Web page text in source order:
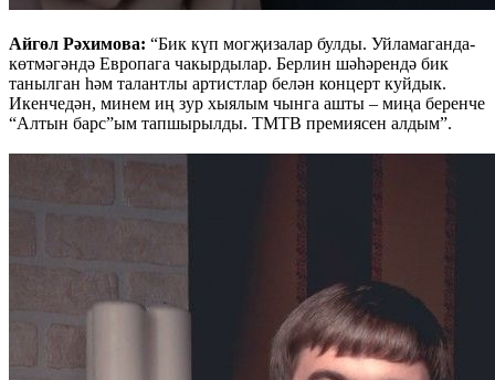
Айгөл Рәхимова: “Бик күп могҗизалар булды. Уйламаганда-
көтмәгәндә Европага чакырдылар. Берлин шәһәрендә бик
танылган һәм талантлы артистлар белән концерт куйдык.
Икенчедән, минем иң зур хыялым чынга ашты – миңа беренче
“Алтын барс”ым тапшырылды. ТМТВ премиясен алдым”.